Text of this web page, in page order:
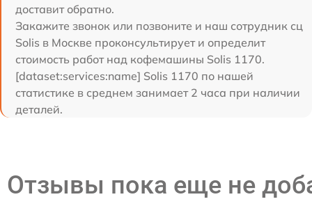
доставит обратно.
Закажите звонок или позвоните и наш сотрудник сц
Solis в Москве проконсультирует и определит
стоимость работ над кофемашины Solis 1170.
[dataset:services:name] Solis 1170 по нашей
статистике в среднем занимает 2 часа при наличии
деталей.
Отзывы пока еще не